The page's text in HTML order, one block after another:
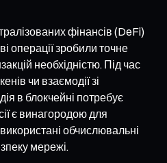
фінансів (DeFi)
операції зробили точне
необхідністю. Під час
чи взаємодії зі
в блокчейні потребує
є винагородою для
обчислювальні
мережі.